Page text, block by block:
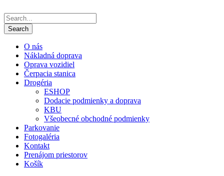
O nás
Nákladná doprava
Oprava vozidiel
Čerpacia stanica
Drogéria
ESHOP
Dodacie podmienky a doprava
KBU
Všeobecné obchodné podmienky
Parkovanie
Fotogaléria
Kontakt
Prenájom priestorov
Košík